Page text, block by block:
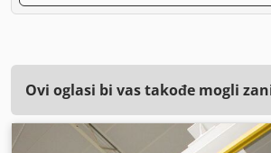
Ovi oglasi bi vas takođe mogli